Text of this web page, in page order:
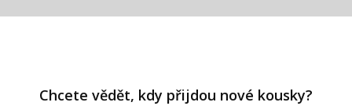
Chcete vědět, kdy přijdou nové kousky?